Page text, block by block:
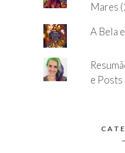
Mares
A Bela
e Posts